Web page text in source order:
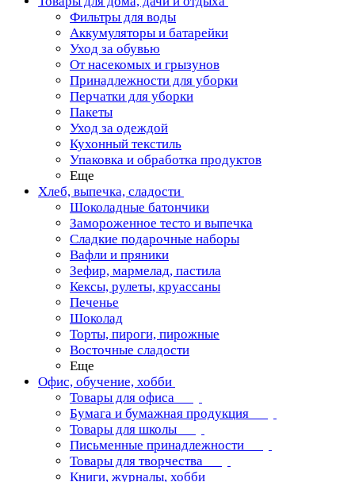
Фильтры для воды
Аккумуляторы и батарейки
Уход за обувью
От насекомых и грызунов
Принадлежности для уборки
Перчатки для уборки
Пакеты
Уход за одеждой
Кухонный текстиль
Упаковка и обработка продуктов
Еще
Хлеб, выпечка, сладости
Шоколадные батончики
Замороженное тесто и выпечка
Сладкие подарочные наборы
Вафли и пряники
Зефир, мармелад, пастила
Кексы, рулеты, круассаны
Печенье
Шоколад
Торты, пироги, пирожные
Восточные сладости
Еще
Офис, обучение, хобби
Товары для офиса
Бумага и бумажная продукция
Товары для школы
Письменные принадлежности
Товары для творчества
Книги, журналы, хобби